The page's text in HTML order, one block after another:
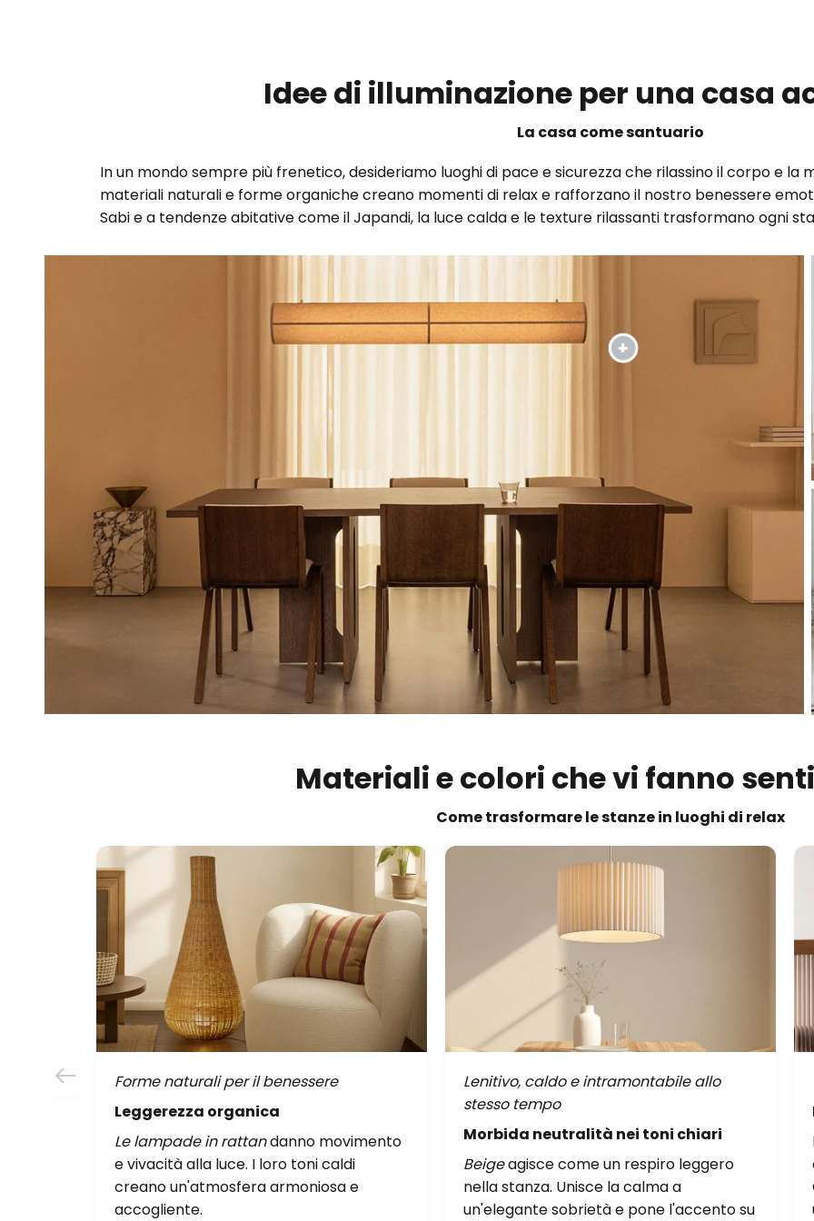
Idee di illuminazione per una casa
La casa come santuario
In un mondo sempre più frenetico, desideriamo luoghi di pace e sicurezza che rilassino il corpo e la
materiali naturali e forme organiche creano momenti di relax e rafforzano il nostro benessere
Sabi e a tendenze abitative come il Japandi, la luce calda e le texture rilassanti trasformano ogni
Materiali e colori che vi fanno
Come trasformare le stanze in luoghi di relax
Forme naturali per il benessere
Leggerezza organica
Le lampade in rattandanno movimento
e vivacità alla luce. I loro toni caldi
creano un'atmosfera armoniosa e
accogliente.
Lenitivo, caldo e intramontabile allo
stesso tempo
Morbida neutralità nei toni chiari
Beigeagisce come un respiro leggero
nella stanza. Unisce la calma a
un'elegante sobrietà e pone l'accento su